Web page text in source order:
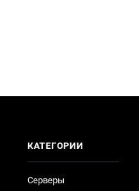
КАТЕГОРИИ
Серверы